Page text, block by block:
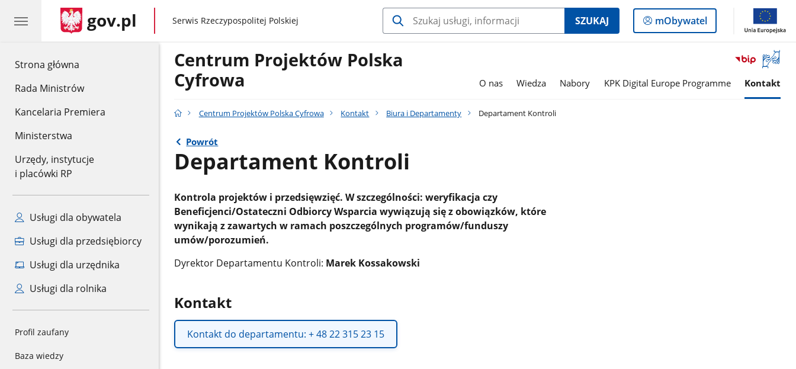
Strona główna
Rada Ministrów
Kancelaria Premiera
Ministerstwa
Urzędy, instytucje
i placówki RP
Usługi dla obywatela
Usługi dla przedsiębiorcy
Usługi dla urzędnika
Usługi dla rolnika
Profil zaufany
Baza wiedzy
gov.pl gov.pl
Serwis Rzeczypospolitej Polskiej SZUKAJ
Logowanie
do
mObywatel
Otwórz
okno
z
Centrum Projektów Polska
Cyfrowa
O nas Wiedza Nabory KPK Digital Europe Programme Kontakt
Centrum Projektów Polska Cyfrowa Kontakt Biura i Departamenty Departament Kontroli
Powrót
Departament Kontroli
Kontrola projektów i przedsięwzięć. W szczególności: weryfikacja czy
Beneficjenci/Ostateczni Odbiorcy Wsparcia wywiązują się z obowiązków, które
wynikają z zawartych w ramach poszczególnych programów/funduszy
umów/porozumień.
Dyrektor Departamentu Kontroli: Marek Kossakowski
Kontakt
Kontakt do departamentu: + 48 22 315 23 15